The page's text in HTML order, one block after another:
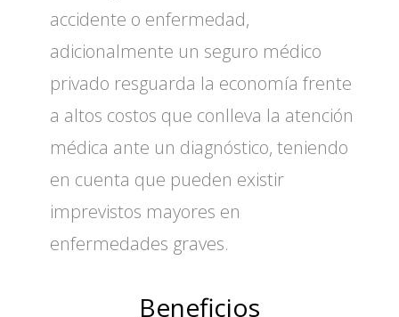
accidente o enfermedad,
adicionalmente un seguro médico
privado resguarda la economía frente
a altos costos que conlleva la atención
médica ante un diagnóstico, teniendo
en cuenta que pueden existir
imprevistos mayores en
enfermedades graves.
Beneficios